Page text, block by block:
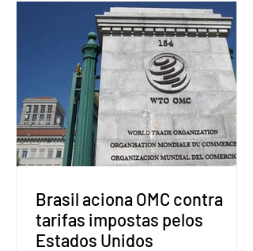
Brasil aciona OMC contra
tarifas impostas pelos
Estados Unidos